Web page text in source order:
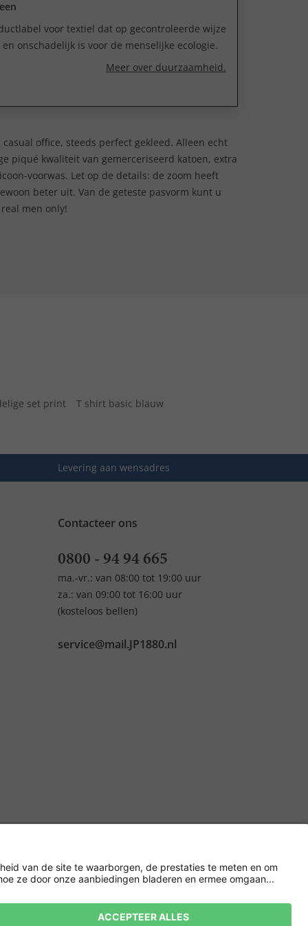
voor textiel dat op gecontroleerde wijze
onschadelijk is voor de menselijke ecologie.
Meer over duurzaamheid.
office, steeds perfect gekleed. Alleen echt
piqué kwaliteit van gemerceriseerd katoen, extra
voorwas. Let op de details: de zoom heeft
beter uit. Van de geteste pasvorm kunt u
men only!
set print T shirt basic blauw
Levering aan wensadres
Contacteer ons
0800 - 94 94 665
ma.-vr.: van 08:00 tot 19:00 uur
za.: van 09:00 tot 16:00 uur
(kosteloos bellen)
service@mail.JP1880.nl